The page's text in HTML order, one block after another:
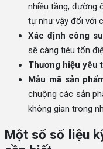
nhiều tầng, đường
tự như vậy đối với
Xác định công
sẽ càng tiêu tốn
Thương hiệu yêu
Mẫu mã sản
chuộng các sản
không gian trong
Một số số liệu